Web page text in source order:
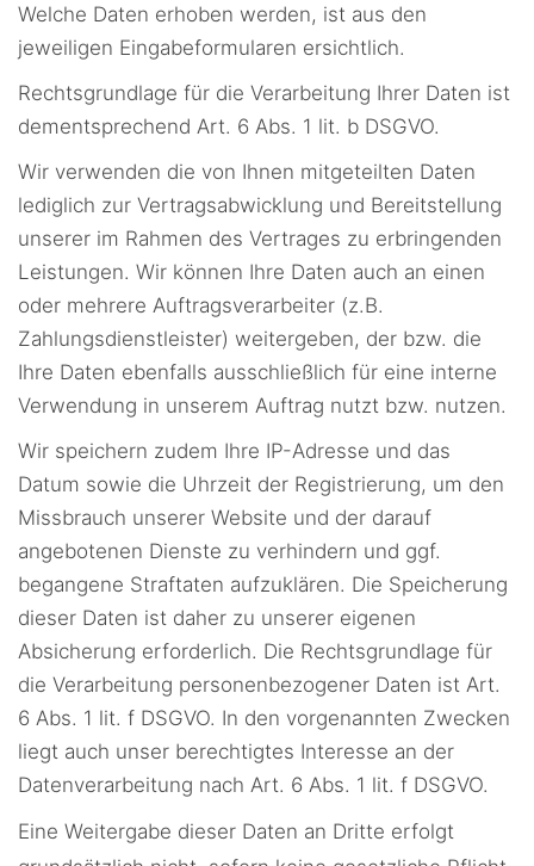
Welche Daten erhoben werden, ist aus den
jeweiligen Eingabeformularen ersichtlich.
Rechtsgrundlage für die Verarbeitung Ihrer Daten ist
dementsprechend Art. 6 Abs. 1 lit. b DSGVO.
Wir verwenden die von Ihnen mitgeteilten Daten
lediglich zur Vertragsabwicklung und Bereitstellung
unserer im Rahmen des Vertrages zu erbringenden
Leistungen. Wir können Ihre Daten auch an einen
oder mehrere Auftragsverarbeiter (z.B.
Zahlungsdienstleister) weitergeben, der bzw. die
Ihre Daten ebenfalls ausschließlich für eine interne
Verwendung in unserem Auftrag nutzt bzw. nutzen.
Wir speichern zudem Ihre IP-Adresse und das
Datum sowie die Uhrzeit der Registrierung, um den
Missbrauch unserer Website und der darauf
angebotenen Dienste zu verhindern und ggf.
begangene Straftaten aufzuklären. Die Speicherung
dieser Daten ist daher zu unserer eigenen
Absicherung erforderlich. Die Rechtsgrundlage für
die Verarbeitung personenbezogener Daten ist Art.
6 Abs. 1 lit. f DSGVO. In den vorgenannten Zwecken
liegt auch unser berechtigtes Interesse an der
Datenverarbeitung nach Art. 6 Abs. 1 lit. f DSGVO.
Eine Weitergabe dieser Daten an Dritte erfolgt